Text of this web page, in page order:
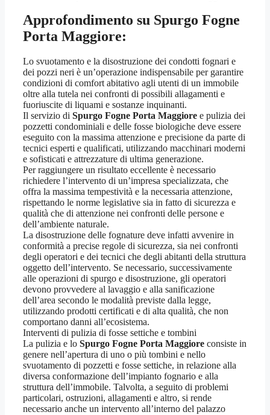
Approfondimento su Spurgo Fogne
Porta Maggiore:
Lo svuotamento e la disostruzione dei condotti fognari e
dei pozzi neri è un’operazione indispensabile per garantire
condizioni di comfort abitativo agli utenti di un immobile
oltre alla tutela nei confronti di possibili allagamenti e
fuoriuscite di liquami e sostanze inquinanti.
Il servizio di Spurgo Fogne Porta Maggiore e pulizia dei
pozzetti condominiali e delle fosse biologiche deve essere
eseguito con la massima attenzione e precisione da parte di
tecnici esperti e qualificati, utilizzando macchinari moderni
e sofisticati e attrezzature di ultima generazione.
Per raggiungere un risultato eccellente è necessario
richiedere l’intervento di un’impresa specializzata, che
offra la massima tempestività e la necessaria attenzione,
rispettando le norme legislative sia in fatto di sicurezza e
qualità che di attenzione nei confronti delle persone e
dell’ambiente naturale.
La disostruzione delle fognature deve infatti avvenire in
conformità a precise regole di sicurezza, sia nei confronti
degli operatori e dei tecnici che degli abitanti della struttura
oggetto dell’intervento. Se necessario, successivamente
alle operazioni di spurgo e disostruzione, gli operatori
devono provvedere al lavaggio e alla sanificazione
dell’area secondo le modalità previste dalla legge,
utilizzando prodotti certificati e di alta qualità, che non
comportano danni all’ecosistema.
Interventi di pulizia di fosse settiche e tombini
La pulizia e lo Spurgo Fogne Porta Maggiore consiste in
genere nell’apertura di uno o più tombini e nello
svuotamento di pozzetti e fosse settiche, in relazione alla
diversa conformazione dell’impianto fognario e alla
struttura dell’immobile. Talvolta, a seguito di problemi
particolari, ostruzioni, allagamenti e altro, si rende
necessario anche un intervento all’interno del palazzo